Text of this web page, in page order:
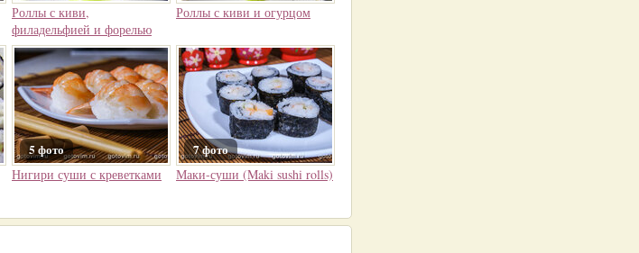
Роллы с киви,
филадельфией и форелью
Роллы с киви и огурцом
5 фото
Нигири суши с креветками
7 фото
Маки-суши (Maki sushi rolls)